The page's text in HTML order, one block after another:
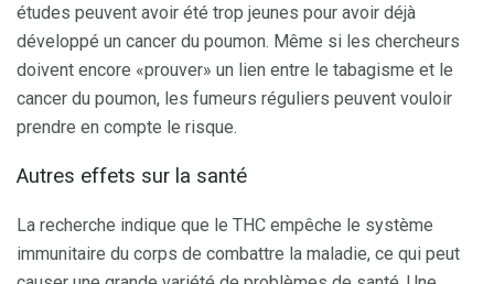
études peuvent avoir été trop jeunes pour avoir déjà
développé un cancer du poumon. Même si les chercheurs
doivent encore «prouver» un lien entre le tabagisme et le
cancer du poumon, les fumeurs réguliers peuvent vouloir
prendre en compte le risque.
Autres effets sur la santé
La recherche indique que le THC empêche le système
immunitaire du corps de combattre la maladie, ce qui peut